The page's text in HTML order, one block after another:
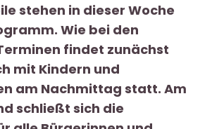
stehen in dieser Woche
Wie bei den
findet zunächst
mit Kindern und
am Nachmittag statt. Am
schließt sich die